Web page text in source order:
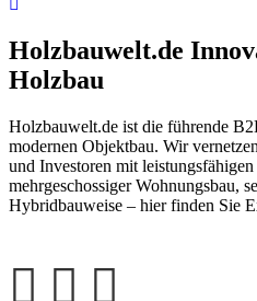
Holzbauwelt.de
Holzbau
Holzbauwelt.de ist die führende
modernen Objektbau. Wir
und Investoren mit
mehrgeschossiger Wohnungsbau,
Hybridbauweise – hier finden Sie